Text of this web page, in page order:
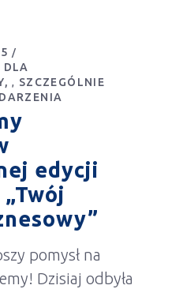
DLA
, SZCZEGÓLNIE
edycji
pomysł na
Dzisiaj odbyła